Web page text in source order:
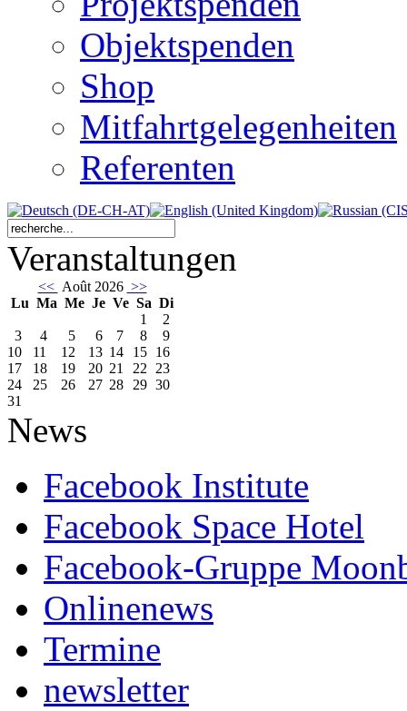
Objektspenden
Shop
Mitfahrtgelegenheiten
Referenten
Veranstaltungen
<< Août 2026 >>
Lu Ma Me Je Ve Sa Di
1
2
3
4 5 6 7 8
9
10
11 12 13 14 15 16
17
18 19 20 21 22 23
24
25 26 27 28 29 30
31
News
Facebook Institute
Facebook Space Hotel
Facebook-Gruppe
Onlinenews
Termine
newsletter